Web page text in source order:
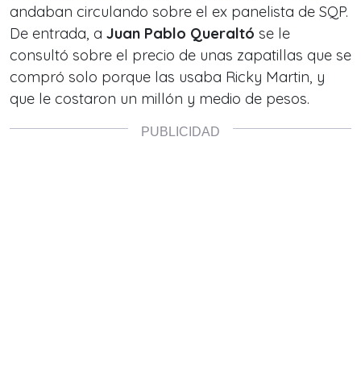
andaban circulando sobre el ex panelista de SQP.
De entrada, a Juan Pablo Queraltó se le
consultó sobre el precio de unas zapatillas que se
compró solo porque las usaba Ricky Martin, y
que le costaron un millón y medio de pesos.